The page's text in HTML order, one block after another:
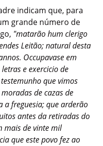
indicam que, para
grande número de
"matarão hum clerigo
Leitão; natural desta
Occupavase em
e exercicio de
que vimos
de cazas de
a freguesia; que arderão
antes da retiradas do
mais de vinte mil
que este povo fez ao